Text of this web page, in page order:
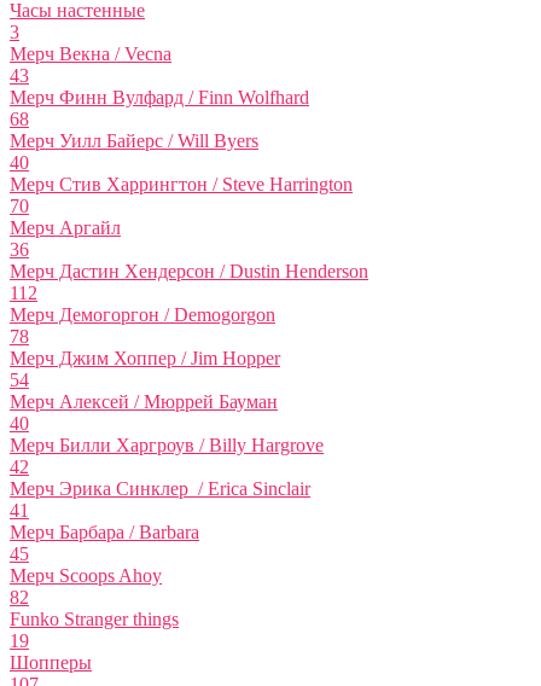
Часы настенные
3
Мерч Векна / Vecna
43
Мерч Финн Вулфард / Finn Wolfhard
68
Мерч Уилл Байерс / Will Byers
40
Мерч Стив Харрингтон / Steve Harrington
70
Мерч Аргайл
36
Мерч Дастин Хендерсон / Dustin Henderson
112
Мерч Демогоргон / Demogorgon
78
Мерч Джим Хоппер / Jim Hopper
54
Мерч Алексей / Мюррей Бауман
40
Мерч Билли Харгроув / Billy Hargrove
42
Мерч Эрика Синклер / Erica Sinclair
41
Мерч Барбара / Barbara
45
Мерч Scoops Ahoy
82
Funko Stranger things
19
Шопперы